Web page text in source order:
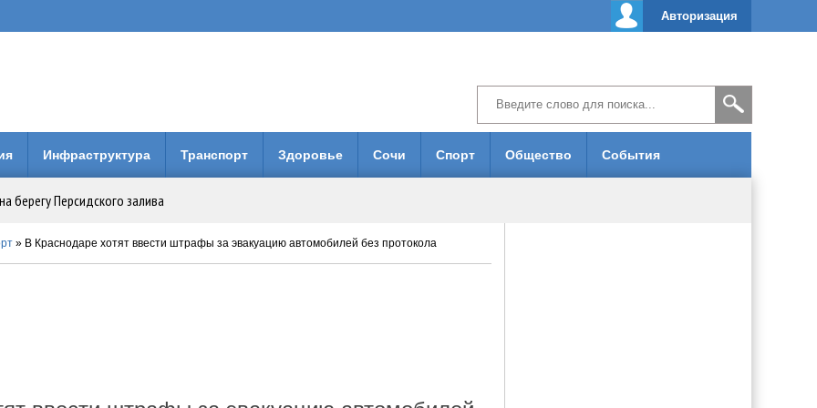
Авторизация
Инфраструктура Транспорт Здоровье Сочи Спорт Общество События
берегу Персидского залива
городская больница получила 3 млн рублей на новое оборудование
» В Краснодаре хотят ввести штрафы за эвакуацию автомобилей без протокола